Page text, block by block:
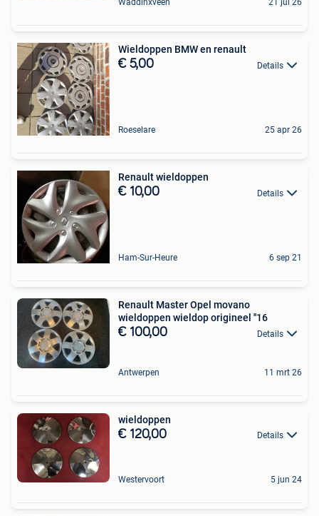
Waddinxveen 21 jul 26
Wieldoppen BMW en renault
€ 5,00 Details
Roeselare 25 apr 26
Renault wieldoppen
€ 10,00 Details
Ham-Sur-Heure 6 sep 21
Renault Master Opel movano
wieldoppen wieldop origineel ''16
€ 100,00 Details
Antwerpen 11 mrt 26
wieldoppen
€ 120,00 Details
Westervoort 5 jun 24